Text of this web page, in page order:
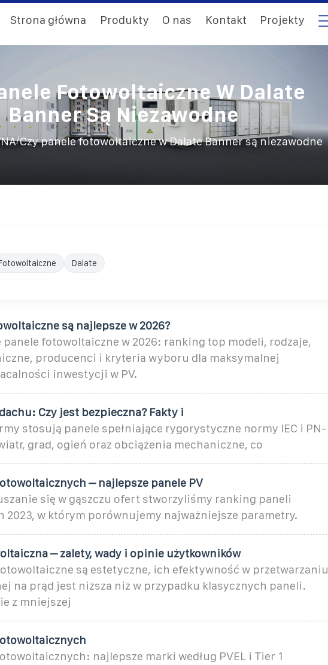
Strona główna Produkty O nas Kontakt Projekty
Fotowoltaiczne W Dalate
Banner Są Niezawodne
/Czy panele fotowoltaiczne w Dalate Banner są niezawodne
Dalate
są najlepsze w 2026?
panele fotowoltaiczne w 2026: ranking top modeli, rodzaje,
producenci i kryteria wyboru dla maksymalnej
inwestycji w PV.
Czy jest bezpieczna? Fakty i
stosują panele spełniające rygorystyczne normy IEC i PN-
grad, ogień oraz obciążenia mechaniczne, co
– najlepsze panele PV
się w gąszczu ofert stworzyliśmy ranking paneli
2023, w którym porównujemy najważniejsze parametry.
– zalety, wady i opinie użytkowników
są estetyczne, ich efektywność w przetwarzaniu
na prąd jest niższa niż w przypadku klasycznych paneli.
z mniejszej
najlepsze marki według PVEL i Tier 1